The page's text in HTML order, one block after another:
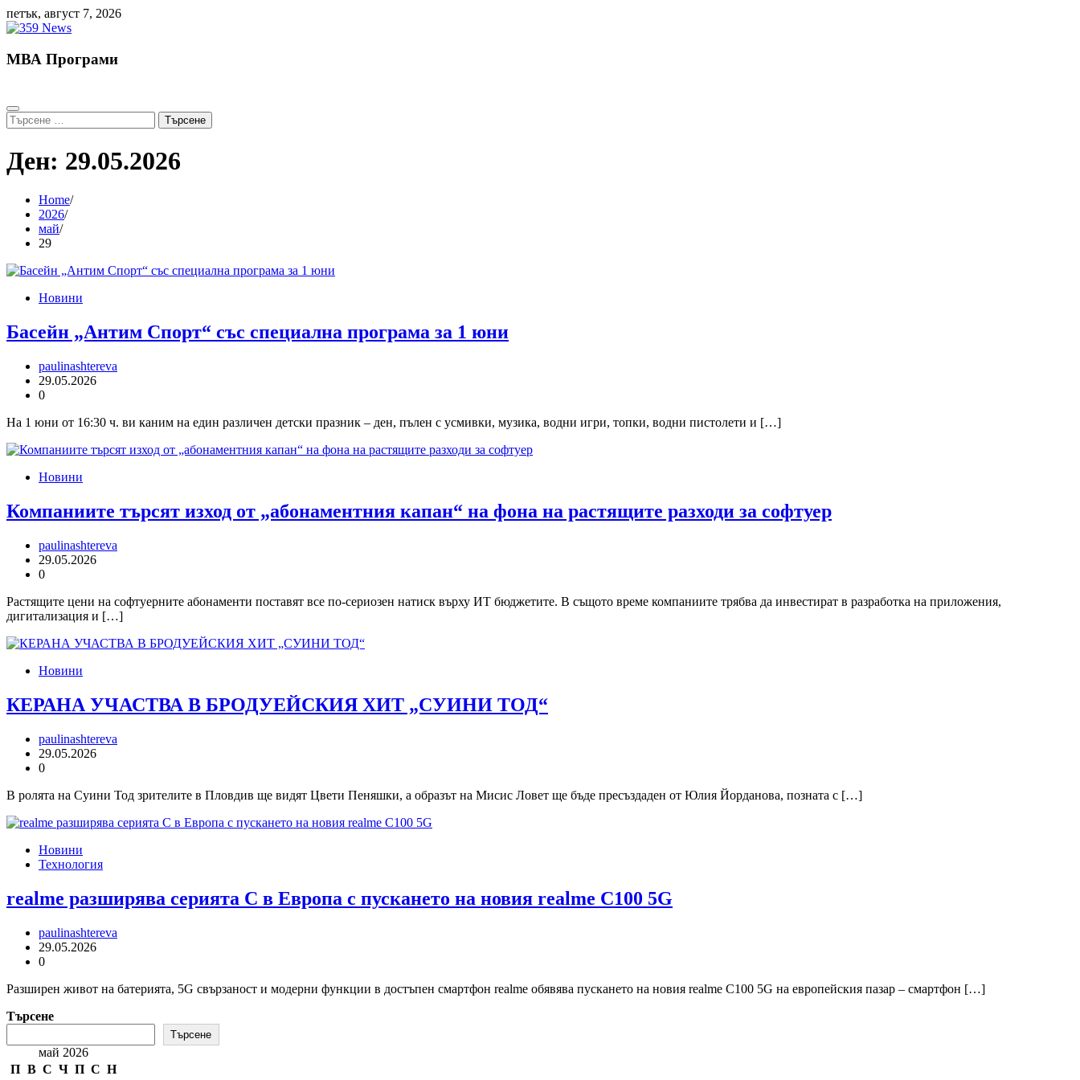
Skip
to
петък, август 7, 2026
МВА Програми
Търсене
за:
Ден: 29.05.2026
Home
2026
май
29
Новини
Басейн „Антим Спорт“ със специална програма за 1 юни
paulinashtereva
29.05.2026
0
На 1 юни от 16:30 ч. ви каним на един различен детски празник – ден, пълен с усмивки, музика, водни игри, топки, водни пистолети и […]
Новини
Компаниите търсят изход от „абонаментния капан“ на фона на растящите разходи за софтуер
paulinashtereva
29.05.2026
0
Растящите цени на софтуерните абонаменти поставят все по-сериозен натиск върху ИТ бюджетите. В същото време компаниите трябва да инвестират в разработка на приложения,
дигитализация и […]
Новини
КЕРАНА УЧАСТВА В БРОДУЕЙСКИЯ ХИТ „СУИНИ ТОД“
paulinashtereva
29.05.2026
0
В ролята на Суини Тод зрителите в Пловдив ще видят Цвети Пеняшки, а образът на Мисис Ловет ще бъде пресъздаден от Юлия Йорданова, позната с […]
Новини
Технология
realme разширява серията C в Европа с пускането на новия realme C100 5G
paulinashtereva
29.05.2026
0
Разширен живот на батерията, 5G свързаност и модерни функции в достъпен смартфон realme обявява пускането на новия realme C100 5G на европейския пазар – смартфон […]
Търсене
Търсене
май 2026
П В С Ч П С Н